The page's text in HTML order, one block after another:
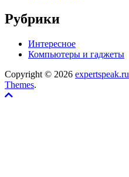
Рубрики
Интересное
Компьютеры и гаджеты
Copyright © 2026 expertspeak.ru
Themes.